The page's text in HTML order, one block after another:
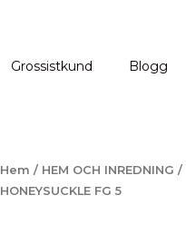
Grossistkund Blogg
Hem / HEM OCH INREDNING /
HONEYSUCKLE FG 5